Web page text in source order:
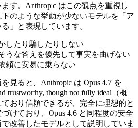
す。Anthropic はこの観点を重視し
のような挙動が少ないモデルを「ア
」と表現しています。
したり騙したりしない
うな答えを優先して事実を曲げない
頼に安易に乗らない
見ると、Anthropic は Opus 4.7 を
trustworthy, though not fully ideal（概
おり信頼できるが、完全に理想的と
けており、Opus 4.6 と同程度の安全
改善したモデルとして説明していま